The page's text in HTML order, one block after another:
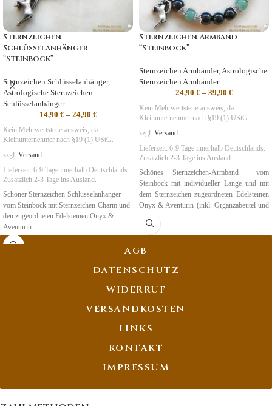
Sternzeichen
Schlüsselanhänger
“Steinbock”
Sternzeichen Schlüsselanhänger,
Astrologische Sternzeichen
Schlüsselanhänger
14,90 €– 24,90 €
Kein Mehrwertsteuerausweis, da
Kleinunternehmer nach §19 (1) UStG.
zzgl. Versand
Lieferzeit: 6-9 Tage innerhalb Deutschlands.
Zusätzlich 2-3 Tage ins Ausland.
Schöner Sternzeichen-Schlüsselanhänger
vom Steinbock mit Sternzeichen-Charm und
den zugeordneten Edelsteinen Onyx &
Aventurin.
Geburtszeit: 22.12. - 20.01
Sternzeichen Armband
“Steinbock”
Sternzeichen Armbänder,Astrologische
Sternzeichen Armbänder
24,90 €– 39,90 €
Kein Mehrwertsteuerausweis, da
Kleinunternehmer nach §19 (1) UStG.
zzgl. Versand
Lieferzeit: 6-9 Tage innerhalb Deutschlands.
Zusätzlich 2-3 Tage ins Ausland.
Schönes Sternzeichen-Armband vom
Steinbock mit individueller Länge und mit
dem Sternzeichen zugeordneten Edelsteinen
Onyx & Aventurin (inkl. Organzabeutel und
Geburtszeit: 22.12 - 20.01.
AGB
DATENSCHUTZ
WIDERRUF
VERSANDKOSTEN
LINKS
KONTAKT
IMPRESSUM